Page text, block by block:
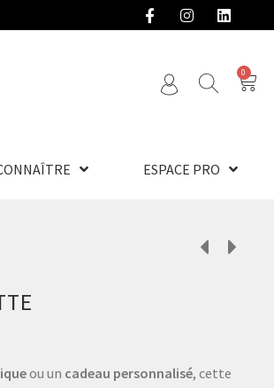
0
ESPACE PRO
ou un cadeau personnalisé, cette